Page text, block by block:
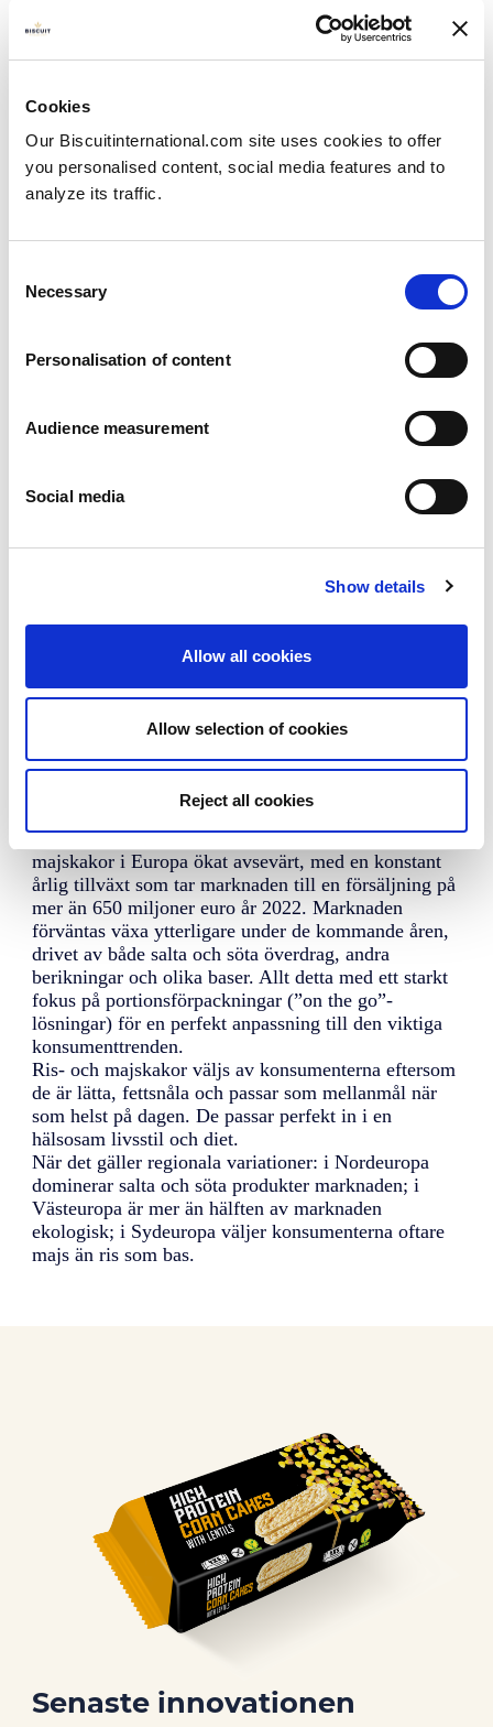
Cookies
Our Biscuitinternational.com site uses cookies to offer
you personalised content, social media features and to
analyze its traffic.
Selection
Necessary
Personalisation of content
Audience measurement
Social media
Show details
Allow all cookies
Allow selection of cookies
Reject all cookies
Marknads- och
konsumentinsikter
Den europeiska marknaden blomstrar och sortimentet
har förändrats mycket under årens lopp. Under de
senaste fem åren har lanseringen av nya ris- och
majskakor i Europa ökat avsevärt, med en konstant
årlig tillväxt som tar marknaden till en försäljning på
mer än 650 miljoner euro år 2022. Marknaden
förväntas växa ytterligare under de kommande åren,
drivet av både salta och söta överdrag, andra
berikningar och olika baser. Allt detta med ett starkt
fokus på portionsförpackningar (”on the go”-
lösningar) för en perfekt anpassning till den viktiga
konsumenttrenden.
Ris- och majskakor väljs av konsumenterna eftersom
de är lätta, fettsnåla och passar som mellanmål när
som helst på dagen. De passar perfekt in i en
hälsosam livsstil och diet.
När det gäller regionala variationer: i Nordeuropa
dominerar salta och söta produkter marknaden; i
Västeuropa är mer än hälften av marknaden
ekologisk; i Sydeuropa väljer konsumenterna oftare
majs än ris som bas.
Senaste innovationen